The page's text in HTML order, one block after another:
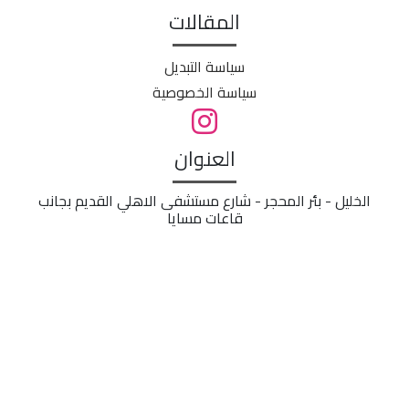
المقالات
سياسة التبديل
سياسة الخصوصية
العنوان
الخليل - بئر المحجر - شارع مستشفى الاهلي القديم بجانب
قاعات مسايا